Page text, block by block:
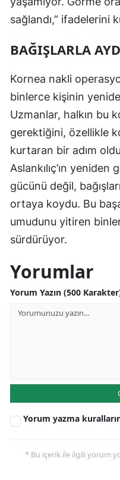
sağlandı,” ifadelerini
BAĞIŞLARLA
Kornea nakli
binlerce kişinin
Uzmanlar, halkın bu
gerektiğini, özellikle
kurtaran bir adım
Aslankılıç’ın yeniden
gücünü değil,
ortaya koydu. Bu
umudunu yitiren
sürdürüyor.
Yorumlar
Yorum Yazın (500
Yorum yazma
* Bu içerik ile ilgili yorum